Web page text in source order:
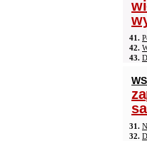
41.
42.
43.
31.
32.